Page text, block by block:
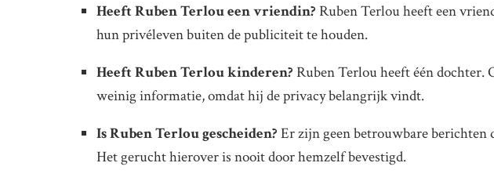
Heeft Ruben Terlou een vriendin? Ruben Terlou heeft een
hun privéleven buiten de publiciteit te houden.
Heeft Ruben Terlou kinderen? Ruben Terlou heeft één
weinig informatie, omdat hij de privacy belangrijk vindt.
Is Ruben Terlou gescheiden? Er zijn geen betrouwbare berichten
Het gerucht hierover is nooit door hemzelf bevestigd.